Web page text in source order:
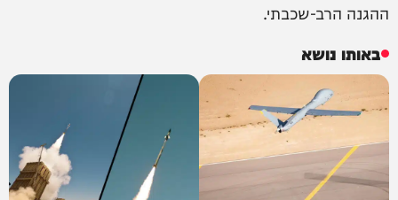
ההגנה הרב-שכבתי.
באותו נושא